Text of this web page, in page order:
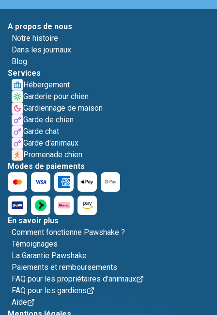
A propos de nous
Notre histoire
Dans les journaux
Blog
Services
Hébergement
Garderie pour chien
Gardiennage de maison
Garde de chien
Garde chat
Garde d'animaux
Promenade chien
Modes de paiements
En savoir plus
Comment fonctionne Pawshake ?
Témoignages
La Garantie Pawshake
Paiements et remboursements
FAQ pour les propriétaires d'animaux
FAQ pour les gardiens
Aide